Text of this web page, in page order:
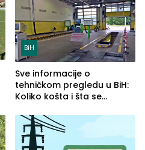
BiH
Sve informacije o
tehničkom pregledu u BiH:
Koliko košta i šta se